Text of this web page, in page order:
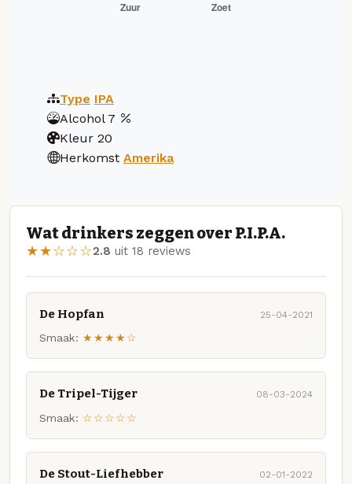
Type IPA
Alcohol 7
Kleur 20
Herkomst Amerika
Wat drinkers zeggen over P.I.P.A.
★★☆☆☆2.8 uit 18 reviews
De Hopfan 25-04-2021
Smaak: ★★★★☆
De Tripel-Tijger 08-03-2024
Smaak: ☆☆☆☆☆
De Stout-Liefhebber 02-01-2022